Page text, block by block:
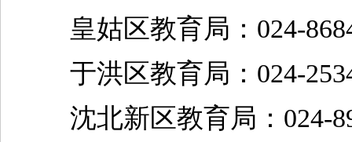
皇姑区教育局：024-
于洪区教育局：024-
沈北新区教育局：024-